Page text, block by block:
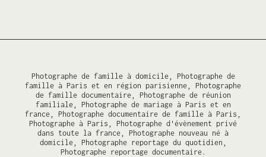
Photographe de famille à domicile, Photographe de
famille à Paris et en région parisienne, Photographe
de famille documentaire, Photographe de réunion
familiale, Photographe de mariage à Paris et en
france, Photographe documentaire de famille à Paris,
Photographe à Paris, Photographe d'évènement privé
dans toute la france, Photographe nouveau né à
domicile, Photographe reportage du quotidien,
Photographe reportage documentaire.